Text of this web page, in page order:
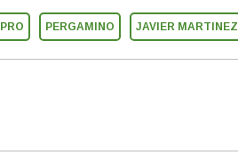
PRO PERGAMINO JAVIER MARTINEZ